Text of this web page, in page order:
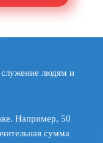
людям и
Например, 50
сумма